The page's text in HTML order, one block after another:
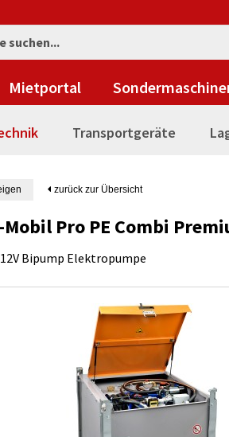
Mietportal
Transportgeräte
zurück zur Übersicht
Mobil Pro PE Combi
Bipump Elektropumpe